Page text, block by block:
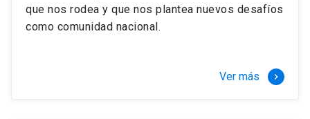
que nos rodea y que nos plantea nuevos desafíos
como comunidad nacional.
Ver más keyboard_arrow_right